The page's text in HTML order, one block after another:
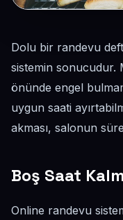
Dolu bir randevu
sistemin sonucudur.
önünde engel
uygun saati
akması, salonun
Boş Saat
Online randevu